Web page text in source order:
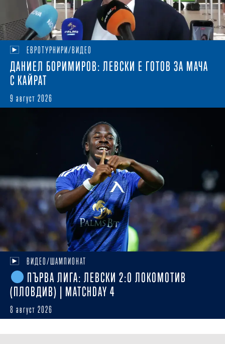
ЕВРОТУРНИРИ/ВИДЕО
ДАНИЕЛ БОРИМИРОВ: ЛЕВСКИ Е ГОТОВ ЗА МАЧА
С КАЙРАТ
9 август 2026
ВИДЕО/ШАМПИОНАТ
ПЪРВА ЛИГА: ЛЕВСКИ 2:0 ЛОКОМОТИВ
(ПЛОВДИВ) | MATCHDAY 4
8 август 2026